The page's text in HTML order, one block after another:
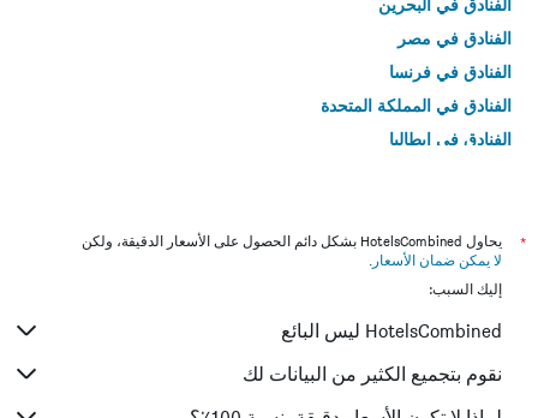
الفنادق في مصر
الفنادق في فرنسا
الفنادق في المملكة المتحدة
الفنادق في إيطاليا
*
يحاول HotelsCombined بشكل دائم الحصول على الأسعار الدقيقة، ولكن
لا يمكن ضمان الأسعار .
إليك السبب:
HotelsCombined ليس البائع
نقوم بتجميع الكثير من البيانات لك